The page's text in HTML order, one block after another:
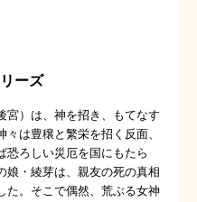
ーズ
宮）は、神を招き、もてなす
々は豊穣と繁栄を招く反面、
恐ろしい災厄を国にもたら
娘・綾芽は、親友の死の真相
た。そこで偶然、荒ぶる女神